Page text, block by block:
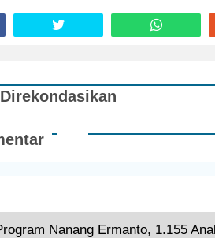
Direkondasikan
Nanang Ermanto, 1.155
Terkini